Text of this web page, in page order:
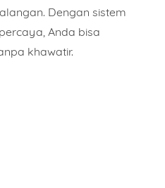
Dengan sistem
Anda bisa
khawatir.